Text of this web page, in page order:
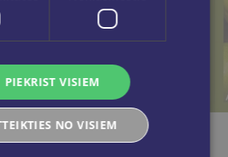
EDGARS NEILANDS
PIEKRIST VISIEM
NO VISIEM